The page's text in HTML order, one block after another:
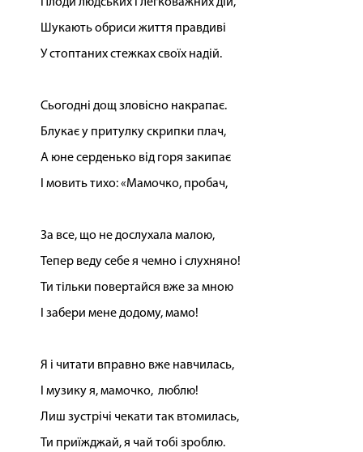
Плоди людських і легковажних дій,
Шукають обриси життя правдиві
У стоптаних стежках своїх надій.
Сьогодні дощ зловісно накрапає.
Блукає у притулку скрипки плач,
А юне серденько від горя закипає
І мовить тихо: «Мамочко, пробач,
За все, що не дослухала малою,
Тепер веду себе я чемно і слухняно!
Ти тільки повертайся вже за мною
І забери мене додому, мамо!
Я і читати вправно вже навчилась,
І музику я, мамочко, люблю!
Лиш зустрічі чекати так втомилась,
Ти приїжджай, я чай тобі зроблю.